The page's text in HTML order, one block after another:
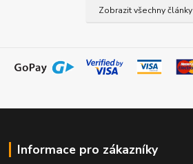
Zobrazit všechny články
Informace pro zákazníky